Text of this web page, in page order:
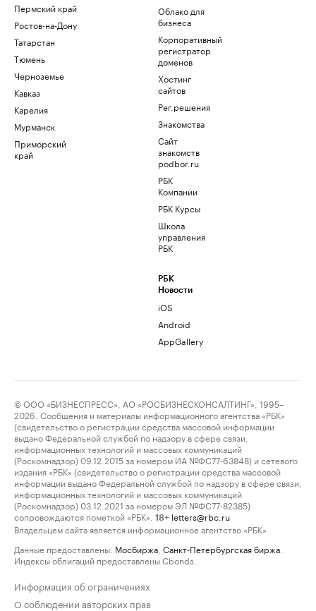
Пермский край
Ростов-на-Дону
Татарстан
Тюмень
Черноземье
Кавказ
Карелия
Мурманск
Приморский
край
Облако для
бизнеса
Корпоративный
регистратор
доменов
Хостинг
сайтов
Рег.решения
Знакомства
Сайт
знакомств
podbor.ru
РБК
Компании
РБК Курсы
Школа
управления
РБК
РБК
Новости
iOS
Android
AppGallery
© ООО «БИЗНЕСПРЕСС», АО «РОСБИЗНЕСКОНСАЛТИНГ», 1995–
2026. Сообщения и материалы информационного агентства «РБК»
(свидетельство о регистрации средства массовой информации
выдано Федеральной службой по надзору в сфере связи,
информационных технологий и массовых коммуникаций
(Роскомнадзор) 09.12.2015 за номером ИА №ФС77-63848) и сетевого
издания «РБК» (свидетельство о регистрации средства массовой
информации выдано Федеральной службой по надзору в сфере связи,
информационных технологий и массовых коммуникаций
(Роскомнадзор) 03.12.2021 за номером ЭЛ №ФС77-82385)
сопровождаются пометкой «РБК».
18+ letters@rbc.ru
Владельцем сайта является информационное агентство «РБК».
Данные предоставлены: Мосбиржа Санкт-Петербургская биржа
Индексы облигаций предоставлены Cbonds.
Информация об ограничениях
О соблюдении авторских прав